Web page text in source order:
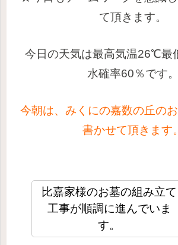
て頂きます。
今日の天気は最高気温26℃最
水確率60％です。
今朝は、みくにの嘉数の丘の
書かせて頂きます。
比嘉家様のお墓の組み立て
工事が順調に進んでいま
す。